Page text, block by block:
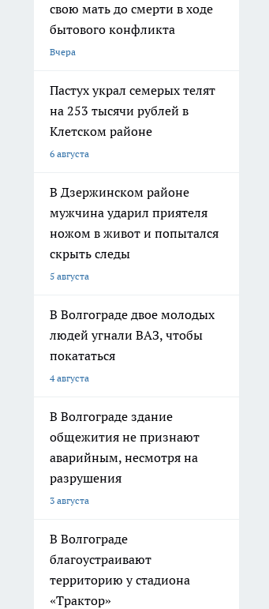
свою мать до смерти в ходе
бытового конфликта
Вчера
Пастух украл семерых телят
на 253 тысячи рублей в
Клетском районе
6 августа
В Дзержинском районе
мужчина ударил приятеля
ножом в живот и попытался
скрыть следы
5 августа
В Волгограде двое молодых
людей угнали ВАЗ, чтобы
покататься
4 августа
В Волгограде здание
общежития не признают
аварийным, несмотря на
разрушения
3 августа
В Волгограде
благоустраивают
территорию у стадиона
«Трактор»